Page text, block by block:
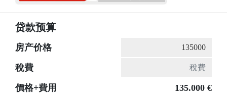
贷款预算
房产价格
稅費
價格+費用
135.000 €